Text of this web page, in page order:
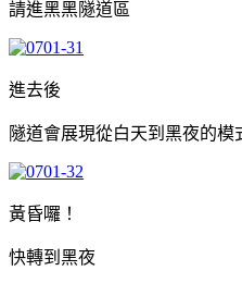
請進黑黑隧道區
進去後
隧道會展現從白天到黑夜的模
黃昏囉！
快轉到黑夜